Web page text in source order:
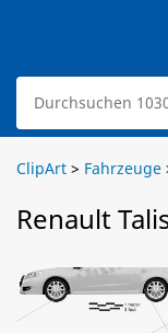
ClipArt > Fahrzeuge
Renault